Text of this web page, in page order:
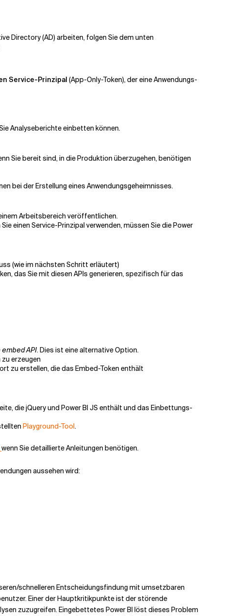
Directory (AD) arbeiten, folgen Sie dem unten
Service-Prinzipal (App-Only-Token), der eine Anwendungs-
Analyseberichte einbetten können.
Sie bereit sind, in die Produktion überzugehen, benötigen
bei der Erstellung eines Anwendungsgeheimnisses.
Arbeitsbereich veröffentlichen.
einen Service-Prinzipal verwenden, müssen Sie die Power
(wie im nächsten Schritt erläutert)
das Sie mit diesen APIs generieren, spezifisch für das
API. Dies ist eine alternative Option.
erzeugen
zu erstellen, die das Embed-Token enthält
die jQuery und Power BI JS enthält und das Einbettungs-
Playground-Tool.
wenn Sie detaillierte Anleitungen benötigen.
aussehen wird:
schnelleren Entscheidungsfindung mit umsetzbaren
Einer der Hauptkritikpunkte ist der störende
zuzugreifen. Eingebettetes Power BI löst dieses Problem